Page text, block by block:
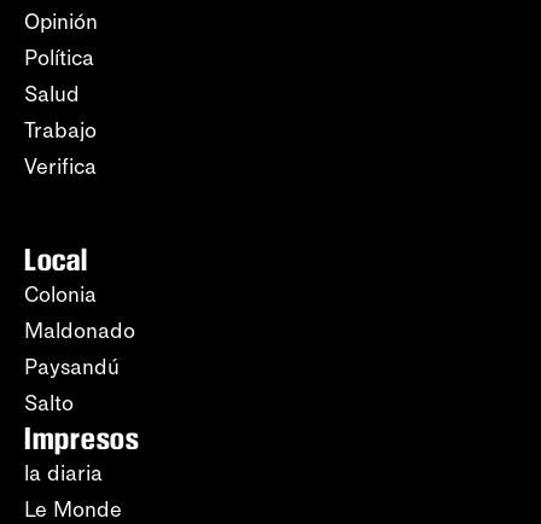
Opinión
Política
Salud
Trabajo
Verifica
Local
Colonia
Maldonado
Paysandú
Salto
Impresos
la diaria
Le Monde